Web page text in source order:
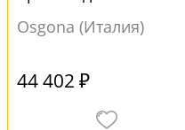
Osgona (Италия)
44 402 ₽